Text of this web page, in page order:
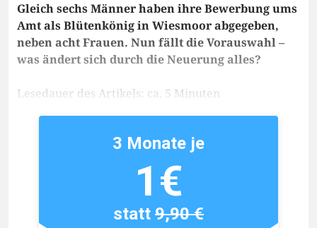
Gleich sechs Männer haben ihre Bewerbung ums
Amt als Blütenkönig in Wiesmoor abgegeben,
neben acht Frauen. Nun fällt die Vorauswahl –
was ändert sich durch die Neuerung alles?
Lesedauer des Artikels: ca. 5 Minuten
3 Monate je
1€
statt9,90 €